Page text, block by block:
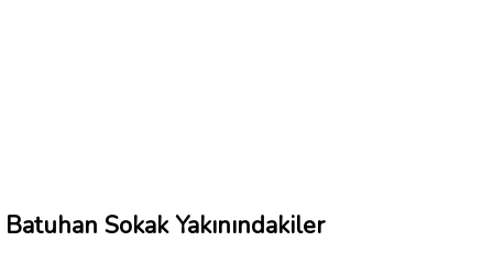
Batuhan Sokak Yakınındakiler